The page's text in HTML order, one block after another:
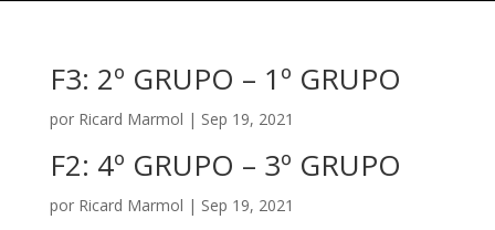
F3: 2º GRUPO – 1º GRUPO
por Ricard Marmol | Sep 19, 2021
F2: 4º GRUPO – 3º GRUPO
por Ricard Marmol | Sep 19, 2021